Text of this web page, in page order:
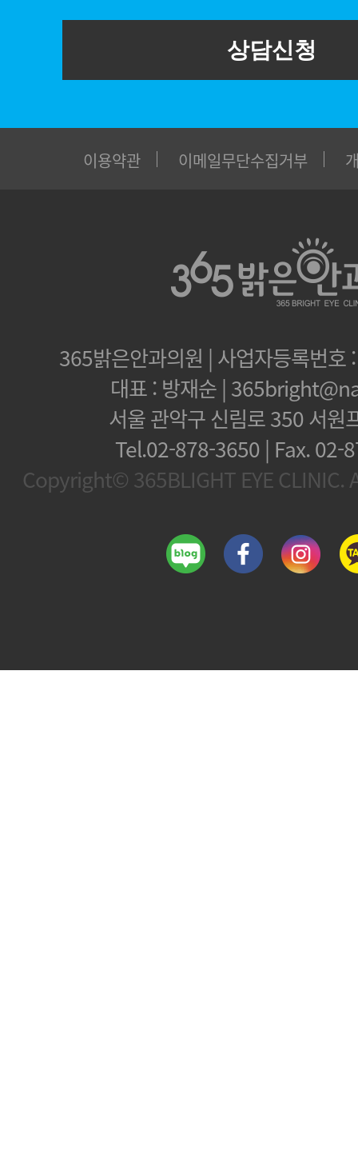
상담신청
이용약관 이메일무단수집거부
365밝은안과의원 | 사업자등록번
대표 : 방재순 |
서울 관악구 신림로 350 서원
Tel.02-878-3650 | Fax.02-
Copyright© 365BLIGHT EYE